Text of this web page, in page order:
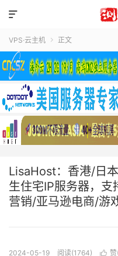

VPS·云主机  正文
LisaHost：香港/日
生住宅IP服务器，
营销/亚马逊电商/游
2024-05-19 阅读(1764) 